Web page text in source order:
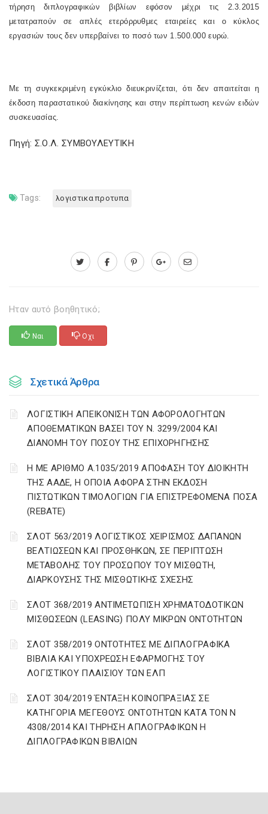
τήρηση διπλογραφικών βιβλίων εφόσον μέχρι τις 2.3.2015
μετατραπούν σε απλές ετερόρρυθμες εταιρείες και ο κύκλος
εργασιών τους δεν υπερβαίνει το ποσό των 1.500.000 ευρώ.
Με τη συγκεκριμένη εγκύκλιο διευκρινίζεται, ότι δεν απαιτείται η
έκδοση παραστατικού διακίνησης και στην περίπτωση κενών ειδών
συσκευασίας.
Πηγή: Σ.Ο.Λ. ΣΥΜΒΟΥΛΕΥΤΙΚΗ
Tags: λογιστικα προτυπα
Ηταν αυτό βοηθητικό;
Ναι Οχι
Σχετικά Άρθρα
ΛΟΓΙΣΤΙΚΗ ΑΠΕΙΚΟΝΙΣΗ ΤΩΝ ΑΦΟΡΟΛΟΓΗΤΩΝ
ΑΠΟΘΕΜΑΤΙΚΩΝ ΒΑΣΕΙ ΤΟΥ N. 3299/2004 ΚΑΙ
ΔΙΑΝΟΜΗ ΤΟΥ ΠΟΣΟΥ ΤΗΣ ΕΠΙΧΟΡΗΓΗΣΗΣ
Η ΜΕ ΑΡΙΘΜΟ Α.1035/2019 ΑΠΟΦΑΣΗ ΤΟΥ ΔΙΟΙΚΗΤΗ
ΤΗΣ ΑΑΔΕ, Η ΟΠΟΙΑ ΑΦΟΡΑ ΣΤΗΝ ΕΚΔΟΣΗ
ΠΙΣΤΩΤΙΚΩΝ ΤΙΜΟΛΟΓΙΩΝ ΓΙΑ ΕΠΙΣΤΡΕΦΟΜΕΝΑ ΠΟΣΑ
(REBATE)
ΣΛΟΤ 563/2019 ΛΟΓΙΣΤΙΚΟΣ ΧΕΙΡΙΣΜΟΣ ΔΑΠΑΝΩΝ
ΒΕΛΤΙΩΣΕΩΝ ΚΑΙ ΠΡΟΣΘΗΚΩΝ, ΣΕ ΠΕΡΙΠΤΩΣΗ
ΜΕΤΑΒΟΛΗΣ ΤΟΥ ΠΡΟΣΩΠΟΥ ΤΟΥ ΜΙΣΘΩΤΗ,
ΔΙΑΡΚΟΥΣΗΣ ΤΗΣ ΜΙΣΘΩΤΙΚΗΣ ΣΧΕΣΗΣ
ΣΛΟΤ 368/2019 ΑΝΤΙΜΕΤΩΠΙΣΗ ΧΡΗΜΑΤΟΔΟΤΙΚΩΝ
ΜΙΣΘΩΣΕΩΝ (LEASING) ΠΟΛΥ ΜΙΚΡΩΝ ΟΝΤΟΤΗΤΩΝ
ΣΛΟΤ 358/2019 ΟΝΤΟΤΗΤΕΣ ΜΕ ΔΙΠΛΟΓΡΑΦΙΚΑ
ΒΙΒΛΙΑ ΚΑΙ ΥΠΟΧΡΕΩΣΗ ΕΦΑΡΜΟΓΗΣ ΤΟΥ
ΛΟΓΙΣΤΙΚΟΥ ΠΛΑΙΣΙΟΥ ΤΩΝ ΕΛΠ
ΣΛΟΤ 304/2019 ΈΝΤΑΞΗ ΚΟΙΝΟΠΡΑΞΙΑΣ ΣΕ
ΚΑΤΗΓΟΡΙΑ ΜΕΓΕΘΟΥΣ ΟΝΤΟΤΗΤΩΝ ΚΑΤΑ ΤΟΝ Ν
4308/2014 ΚΑΙ ΤΗΡΗΣΗ ΑΠΛΟΓΡΑΦΙΚΩΝ Η
ΔΙΠΛΟΓΡΑΦΙΚΩΝ ΒΙΒΛΙΩΝ